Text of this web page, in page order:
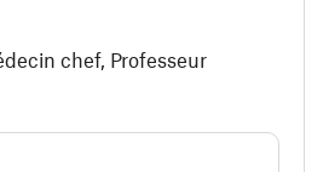
chef, Professeur